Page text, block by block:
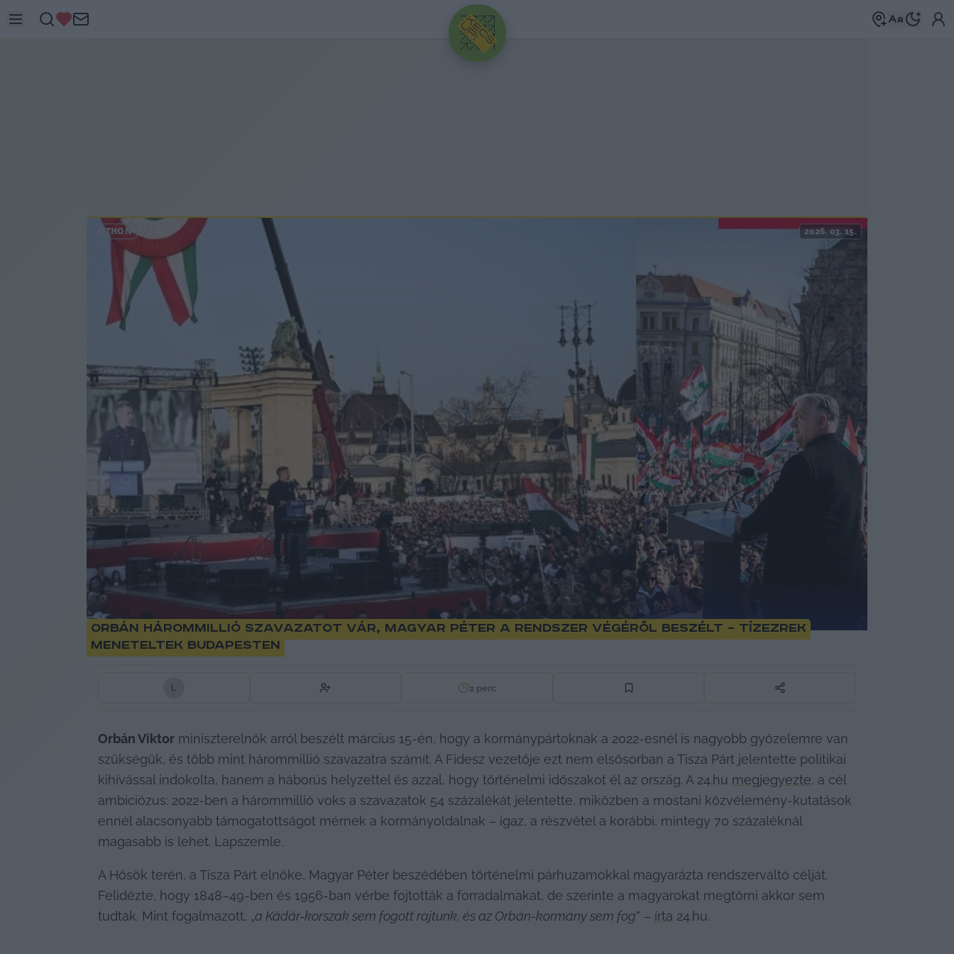
HIRDETÉS
ITTHON 2026. 03. 15.
Orbán hárommillió szavazatot vár, Magyar Péter a rendszer végéről beszélt – tízezrek
meneteltek Budapesten
L 2 perc
Orbán Viktor miniszterelnök arról beszélt március 15-én, hogy a kormánypártoknak a 2022-esnél is nagyobb győzelemre van
szükségük, és több mint hárommillió szavazatra számít. A Fidesz vezetője ezt nem elsősorban a Tisza Párt jelentette politikai
kihívással indokolta, hanem a háborús helyzettel és azzal, hogy történelmi időszakot él az ország. A 24.hu megjegyezte, a cél
ambiciózus: 2022-ben a hárommillió voks a szavazatok 54 százalékát jelentette, miközben a mostani közvélemény-kutatások
ennél alacsonyabb támogatottságot mérnek a kormányoldalnak – igaz, a részvétel a korábbi, mintegy 70 százaléknál
magasabb is lehet. Lapszemle.
A Hősök terén, a Tisza Párt elnöke, Magyar Péter beszédében történelmi párhuzamokkal magyarázta rendszerváltó célját.
Felidézte, hogy 1848–49-ben és 1956-ban vérbe fojtották a forradalmakat, de szerinte a magyarokat megtörni akkor sem
tudták. Mint fogalmazott, „a Kádár-korszak sem fogott rajtunk, és az Orbán-kormány sem fog” – írta 24.hu.